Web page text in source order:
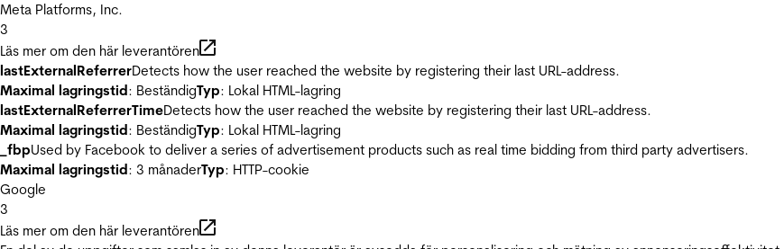
Meta Platforms, Inc.
3
Läs mer om den här leverantören
lastExternalReferrerDetects how the user reached the website by registering their last URL-address.
Maximal lagringstid: BeständigTyp: Lokal HTML-lagring
lastExternalReferrerTimeDetects how the user reached the website by registering their last URL-address.
Maximal lagringstid: BeständigTyp: Lokal HTML-lagring
_fbpUsed by Facebook to deliver a series of advertisement products such as real time bidding from third party advertisers.
Maximal lagringstid: 3 månaderTyp: HTTP-cookie
Google
3
Läs mer om den här leverantören